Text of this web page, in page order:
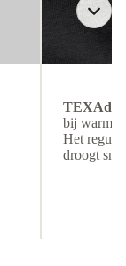
TEXAdri
bij warmer
Het
droogt